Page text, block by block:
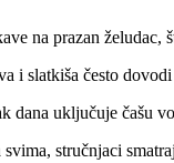
na prazan
i slatkiša često
dana uključuje čašu
stručnjaci